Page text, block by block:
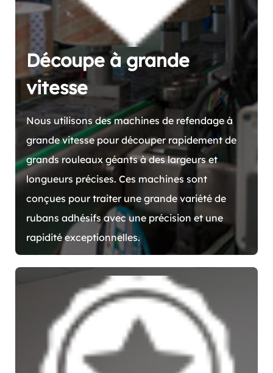
Découpe à grande
vitesse
Nous utilisons des machines de refendage à
grande vitesse pour découper rapidement de
grands rouleaux géants à des largeurs et
longueurs précises. Ces machines sont
conçues pour traiter une grande variété de
rubans adhésifs avec une précision et une
rapidité exceptionnelles.